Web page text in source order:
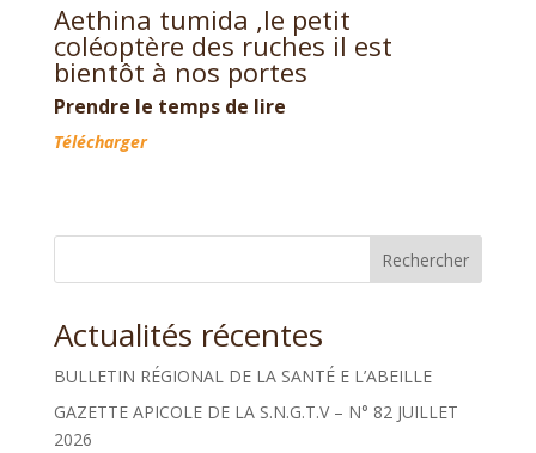
Aethina tumida ,le petit
coléoptère des ruches il est
bientôt à nos portes
Prendre le temps de lire
Télécharger
Rechercher
Actualités récentes
BULLETIN RÉGIONAL DE LA SANTÉ E L’ABEILLE
GAZETTE APICOLE DE LA S.N.G.T.V – N° 82 JUILLET
2026